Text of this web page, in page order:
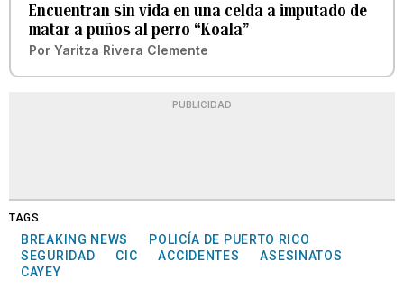
Encuentran sin vida en una celda a imputado de
matar a puños al perro “Koala”
Por Yaritza Rivera Clemente
PUBLICIDAD
TAGS
BREAKING NEWS
POLICÍA DE PUERTO RICO
SEGURIDAD
CIC ACCIDENTES
ASESINATOS
CAYEY